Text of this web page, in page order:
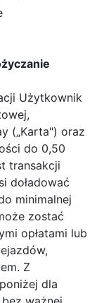
Użytkownik
(„Karta") oraz
do 0,50
transakcji
doładować
minimalnej
zostać
opłatami lub
Z
dla